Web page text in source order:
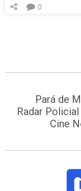
0
Pará de
Radar Policial
Cine